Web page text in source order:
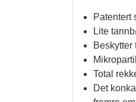
Patentert
Lite
Beskytter
Total
Det